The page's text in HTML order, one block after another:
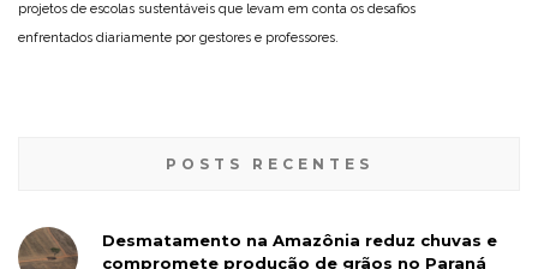
projetos de escolas sustentáveis que levam em conta os desafios
enfrentados diariamente por gestores e professores.
POSTS RECENTES
Desmatamento na Amazônia reduz chuvas e
compromete produção de grãos no Paraná